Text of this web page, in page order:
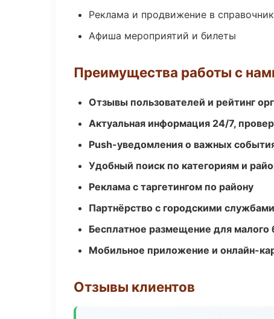
Реклама и продвижение в
Афиша мероприятий и билеты
Преимущества работы с
Отзывы пользователей и рейтинг
Актуальная информация 24/7,
Push-уведомления о важных
Удобный поиск по категориям и
Реклама с таргетингом по району
Партнёрство с городскими службами
Бесплатное размещение для малого
Мобильное приложение и онлайн-
Отзывы клиентов